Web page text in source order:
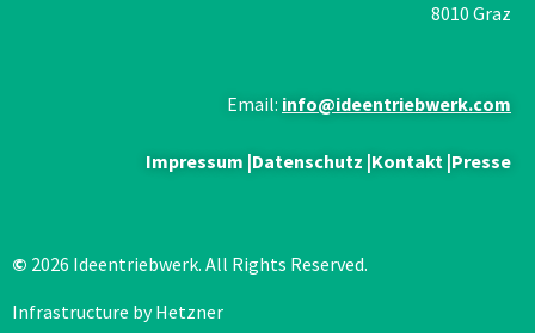
8010 Graz
Email: info@ideentriebwerk.com
Impressum |Datenschutz |Kontakt |Presse
© 2026 Ideentriebwerk. All Rights Reserved.
Infrastructure by Hetzner